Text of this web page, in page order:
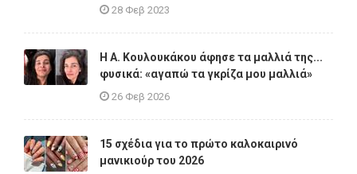
28 Φεβ 2023
Η A. Κουλουκάκου άφησε τα μαλλιά της...
φυσικά: «αγαπώ τα γκρίζα μου μαλλιά»
26 Φεβ 2026
15 σχέδια για το πρώτο καλοκαιρινό
μανικιούρ του 2026